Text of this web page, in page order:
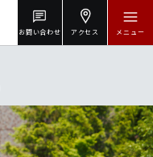
お問い合わせ アクセス メニュー